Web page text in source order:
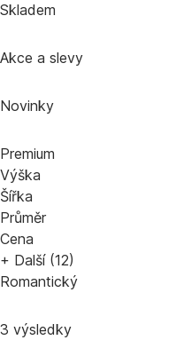
Skladem
Akce a slevy
Novinky
Premium
Výška
Šířka
Průměr
Cena
+ Další (12)
Romantický
3 výsledky